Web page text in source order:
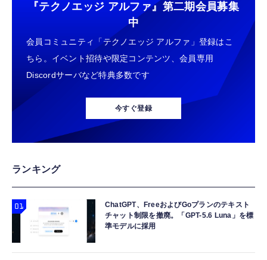
『テクノエッジ アルファ』 第二期会員募集
中
会員コミュニティ「テクノエッジ アルファ」登録はこ
ちら。イベント招待や限定コンテンツ、会員専用
Discordサーバなど特典多数です
今すぐ登録
ランキング
ChatGPT、FreeおよびGoプランのテキスト
チャット制限を撤廃。「GPT-5.6 Luna」を標
準モデルに採用